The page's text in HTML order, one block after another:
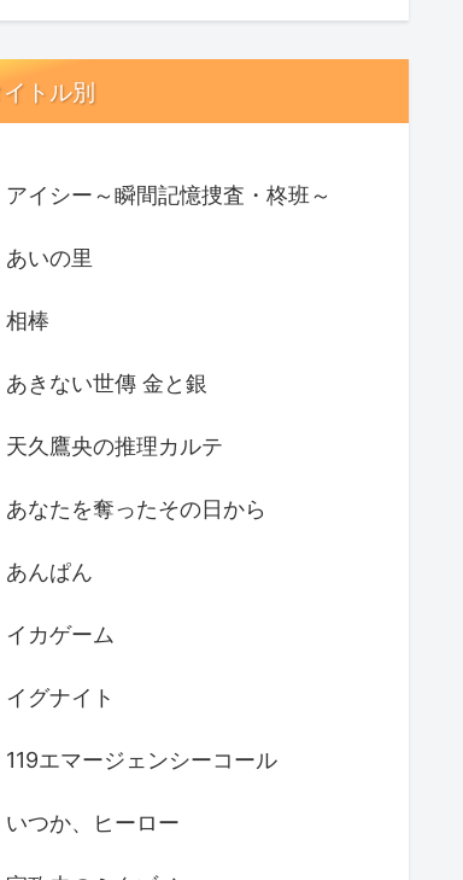
イトル別
アイシー～瞬間記憶捜査・柊班～
あいの里
相棒
あきない世傳 金と銀
天久鷹央の推理カルテ
あなたを奪ったその日から
あんぱん
イカゲーム
イグナイト
119エマージェンシーコール
いつか、ヒーロー